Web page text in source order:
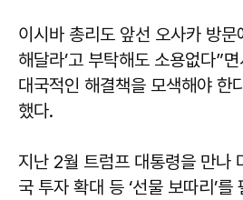
이시바 총리도 앞선 오사카 방문
해달라’고 부탁해도 소용없다”
대국적인 해결책을 모색해야 한
했다.
지난 2월 트럼프 대통령을 만나
국 투자 확대 등 ‘선물 보따리’